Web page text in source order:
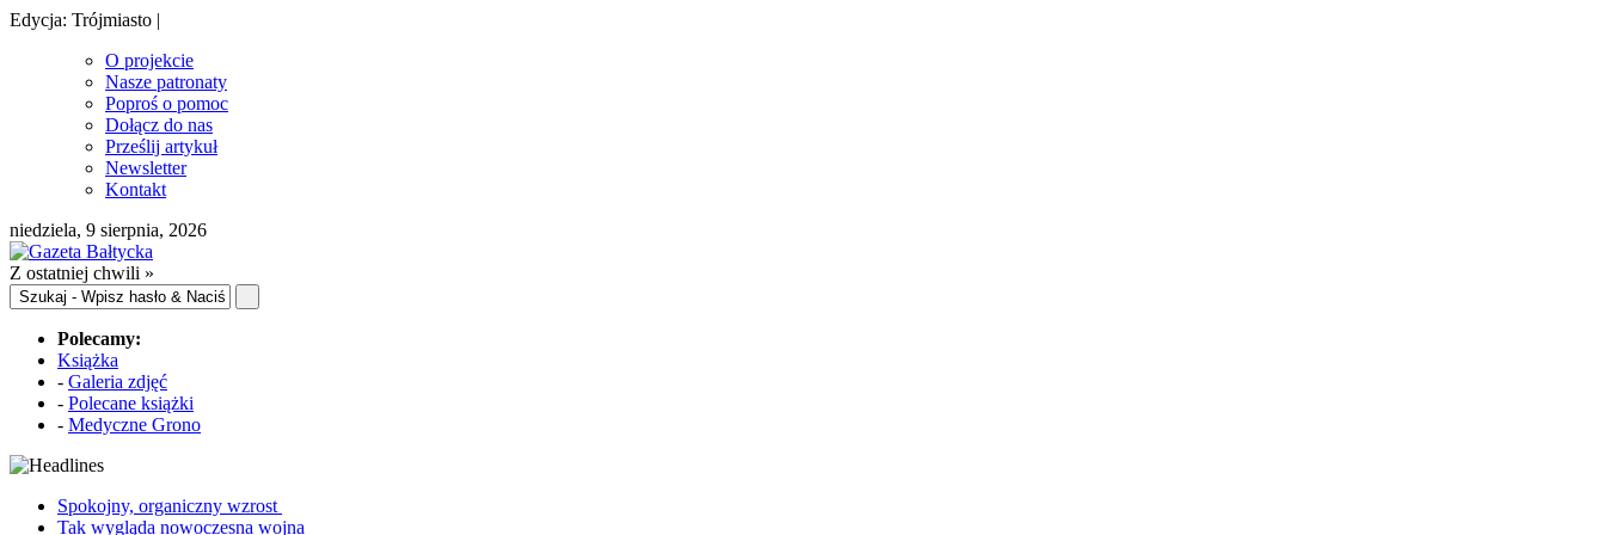
Edycja: Trójmiasto |
O projekcie
Nasze patronaty
Poproś o pomoc
Dołącz do nas
Prześlij artykuł
Newsletter
Kontakt
niedziela, 9 sierpnia, 2026
Z ostatniej chwili »
Polecamy:
Książka
- Galeria zdjęć
- Polecane książki
- Medyczne Grono
Spokojny, organiczny wzrost
Tak wygląda nowoczesna wojna